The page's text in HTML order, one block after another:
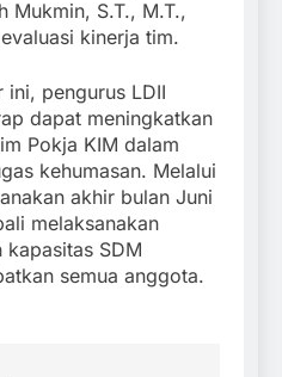
Mukmin, S.T., M.T.,
kinerja tim.
ini, pengurus LDII
dapat meningkatkan
Pokja KIM dalam
kehumasan. Melalui
akhir bulan Juni
melaksanakan
SDM
semua anggota.